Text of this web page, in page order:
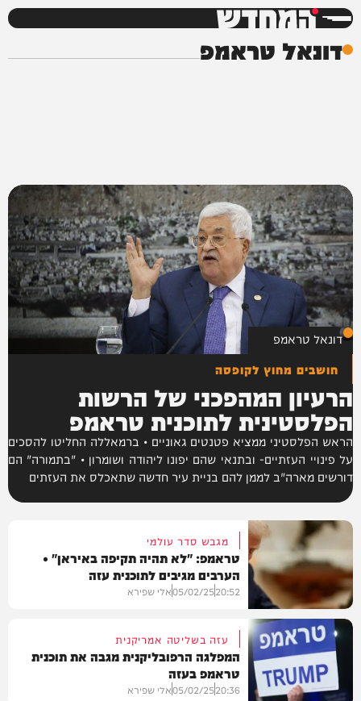
המחדש
דונאל טראמפ
דונאל טראמפ
חושבים מחוץ לקופסה
הרעיון המהפכני של הרשות
הפלסטינית לתוכנית טראמפ
הראש הפלסטיני ממציא פטנטים גאוניים • ברמאללה החליטו להסכים
על פינויי העזתיים- ובתנאי שהם יפונו ליהודה ושומרון • "בתמורה" הם
דורשים מארה"ב לממן להם בניית עיר חדשה שתאכלס את העזתים
בארץ
מגבש סדר עולמי
טראמפ: "לא תהיה תקיפה באיראן" •
הערבים מגיבים לתוכנית עזה
20:52
05/02/25אלי שפירא
עזה בשליטה אמריקנית
המפלגה הרפובליקנית מגבה את תוכנית
טראמפ בעזה
20:36
05/02/25אלי שפירא